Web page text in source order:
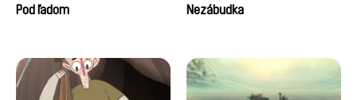
Berrahma, Flore Dupont,
Pod ľadom
Nezábudka